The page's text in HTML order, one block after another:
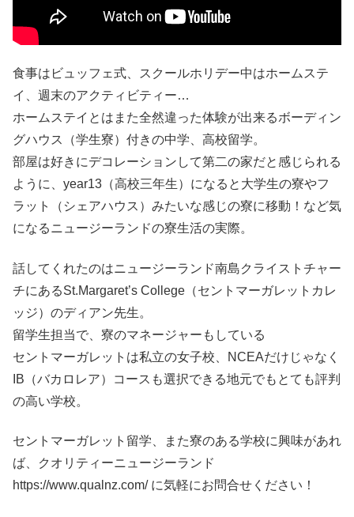
食事はビュッフェ式、スクールホリデー中はホームステ
イ、週末のアクティビティー…
ホームステイとはまた全然違った体験が出来るボーディン
グハウス（学生寮）付きの中学、高校留学。
部屋は好きにデコレーションして第二の家だと感じられる
ように、year13（高校三年生）になると大学生の寮やフ
ラット（シェアハウス）みたいな感じの寮に移動！など気
になるニュージーランドの寮生活の実際。
話してくれたのはニュージーランド南島クライストチャー
チにあるSt.Margaret’s College（セントマーガレットカレ
ッジ）のディアン先生。
留学生担当で、寮のマネージャーもしている
セントマーガレットは私立の女子校、NCEAだけじゃなく
IB（バカロレア）コースも選択できる地元でもとても評判
の高い学校。
セントマーガレット留学、また寮のある学校に興味があれ
ば、クオリティーニュージーランド
https://www.qualnz.com/ に気軽にお問合せください！